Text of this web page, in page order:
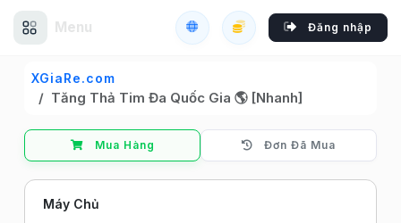
Menu Đăng nhập
XGiaRe.com
Tăng Thả Tim Đa Quốc Gia 🌎 [Nhanh]
Mua Hàng Đơn Đã Mua
Máy Chủ